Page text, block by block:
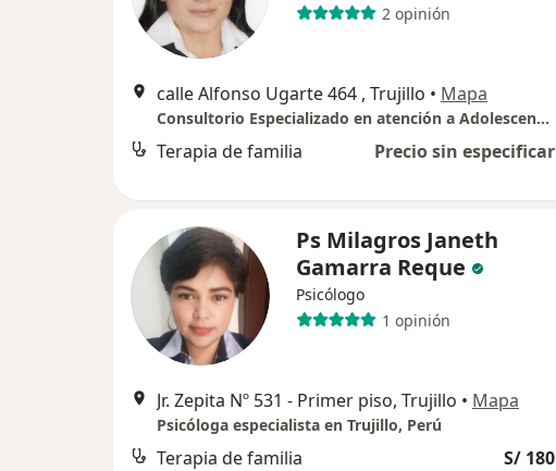
2 opinión
calle Alfonso Ugarte 464 , Trujillo • Mapa
Consultorio Especializado en atención a Adolescentes y adultos
Terapia de familia Precio sin especificar
Ps Milagros Janeth
Gamarra Reque
Psicólogo
1 opinión
Jr. Zepita Nº 531 - Primer piso, Trujillo • Mapa
Psicóloga especialista en Trujillo, Perú
Terapia de familia S/ 180